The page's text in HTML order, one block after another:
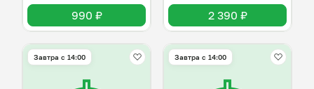
990 ₽ 2 390 ₽
Завтра c 14:00 Завтра c 14:00